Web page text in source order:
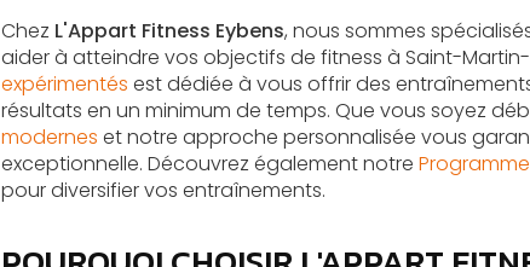
Chez L'Appart Fitness Eybens, nous sommes
aider à atteindre vos objectifs de fitness à Saint-
expérimentés est dédiée à vous offrir des
résultats en un minimum de temps. Que vous soyez
modernes et notre approche personnalisée vous
exceptionnelle. Découvrez également notre
pour diversifier vos entraînements.